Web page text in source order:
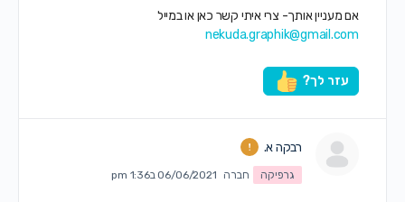
אם מעניין אותך- צרי איתי קשר כאן או במייל
nekuda.graphik@gmail.com
עזר לך?
רבקה א.
גרפיקה חברה 06/06/2021 ב1:36 pm